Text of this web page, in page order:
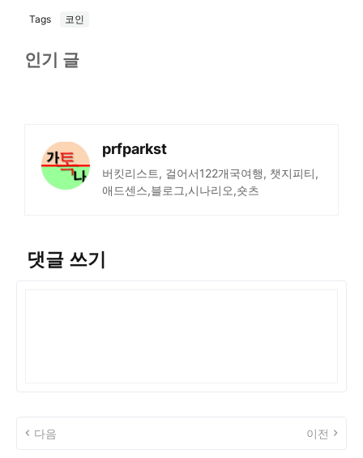
Tags 코인
인기 글
prfparkst
버킷리스트, 걸어서122개국여행, 챗지피티,
애드센스,블로그,시나리오,숏츠
댓글 쓰기
다음 이전